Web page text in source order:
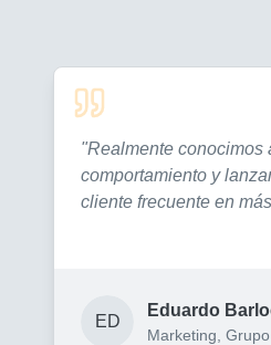
"Realmente conocimos
comportamiento y
cliente frecuente en
ED
Eduardo
Marketing, Grupo